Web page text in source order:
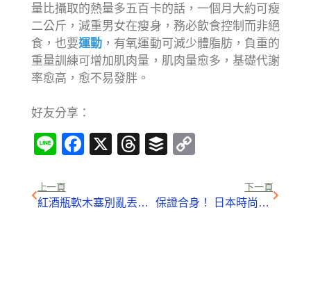
量比攝取的熱量多五百卡的話，一個月大約可瘦
二公斤，減重男女在瘦身，務必飲食控制而非絕
食，也要運動 ，有氧運動可減少體脂肪，負重的
重量訓練可增加肌肉量，肌肉量愈多，基礎代謝
率愈高，愈不易發胖。
好友分享：
LineFacebook
X Threads
Buffer
上一頁
紅酒瓶軟木塞別亂丟！ 10種改造 變居家實用小物
下一頁
保證合身！ 日本時尚電商幫你量身訂製網購新衣